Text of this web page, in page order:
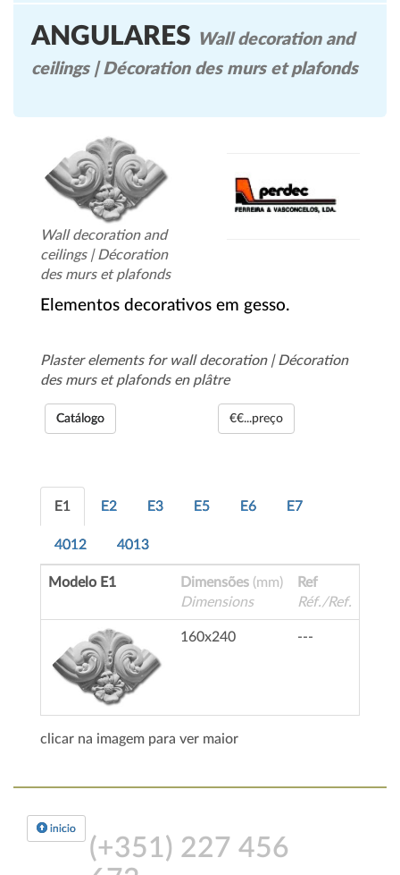
ANGULARES Wall decoration and
ceilings | Décoration des murs et plafonds
Wall decoration and
ceilings | Décoration
des murs et plafonds
Elementos decorativos em gesso.
Plaster elements for wall decoration | Décoration
des murs et plafonds en plâtre
Catálogo €€...preço
E1 E2 E3 E5 E6 E7
4012 4013
Modelo E1 Dimensões (mm)
Dimensions
Ref
Réf./Ref.
160x240 ---
clicar na imagem para ver maior
inicio
(+351) 227 456